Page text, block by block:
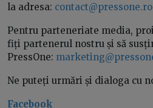
la adresa: contact@pressone.ro
Pentru parteneriate media,
fiți partenerul nostru și să
PressOne:
Ne puteți urmări și dialoga cu
Facebook